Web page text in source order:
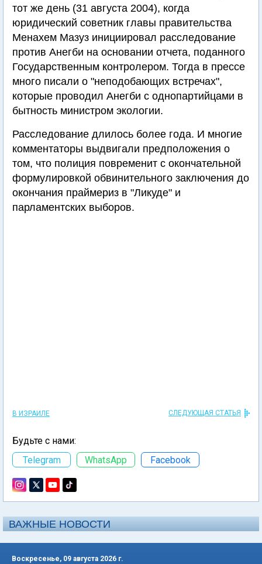
тот же день (31 августа 2004), когда
юридический советник главы правительства
Менахем Мазуз инициировал расследование
против Анегби на основании отчета, поданного
Государственным контролером. Тогда в прессе
много писали о "неподобающих встречах",
которые проводил Анегби с однопартийцами в
бытность министром экологии.
Расследование длилось более года. И многие
комментаторы выдвигали предположения о
том, что полиция повременит с окончательной
формулировкой обвинительного заключения до
окончания праймериз в "Ликуде" и
парламентских выборов.
В ИЗРАИЛЕ СЛЕДУЮЩАЯ СТАТЬЯ
Будьте с нами:
Telegram
WhatsApp Facebook
ВАЖНЫЕ НОВОСТИ
Воскресенье, 09 августа 2026 г.